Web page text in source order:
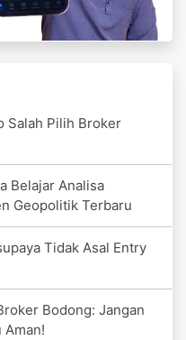
Salah Pilih Broker
Belajar Analisa
Geopolitik Terbaru
Tidak Asal Entry
Bodong: Jangan
Aman!